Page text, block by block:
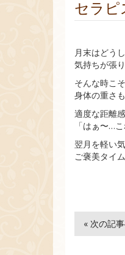
セラピ
月末はどう
気持ちが張
そんな時こ
身体の重さ
適度な距離
「はぁ〜…
翌月を軽い
ご褒美タイ
« 次の記